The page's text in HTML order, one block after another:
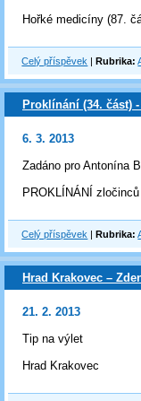
Hořké medicíny (87.
Celý příspěvek |Rubrika:
Proklínání (34. část)
6. 3. 2013
Zadáno pro Antonína
PROKLÍNÁNÍ
Celý příspěvek |Rubrika:
Hrad Krakovec –
21. 2. 2013
Tip na výlet
Hrad Krakovec